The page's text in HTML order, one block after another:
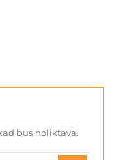
būs noliktavā.